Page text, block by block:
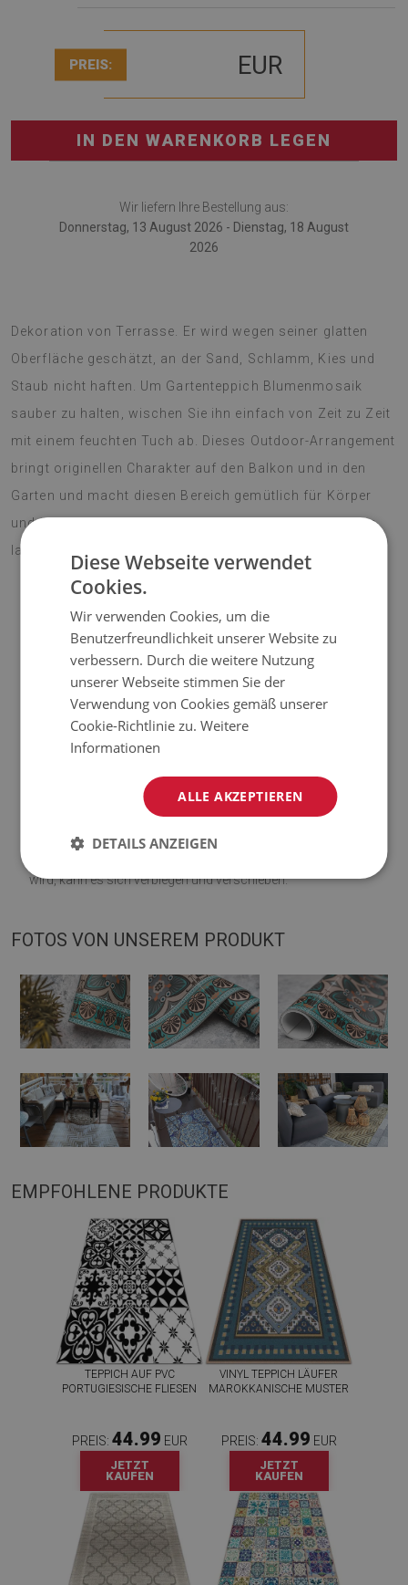
PREIS: EUR
IN DEN WARENKORB LEGEN
Wir liefern Ihre Bestellung aus:
Donnerstag, 13 August 2026 - Dienstag, 18 August
2026
Dekoration von Terrasse. Er wird wegen seiner glatten
Oberfläche geschätzt, an der Sand, Schlamm, Kies und
Staub nicht haften. Um Gartenteppich Blumenmosaik
sauber zu halten, wischen Sie ihn einfach von Zeit zu Zeit
mit einem feuchten Tuch ab. Dieses Outdoor-Arrangement
bringt originellen Charakter auf den Balkon und in den
Garten und macht diesen Bereich gemütlich für Körper
und Seele. Lebendige Farben erfreuen das Auge für eine
lange Zeit. Machen Sie Ihre Terrasse zu einem Blickfang!
Vinyl verstärkt mit PES-Netz;
Die Teppiche sind nicht rutschfest;
Visualisierung abweichen.
ausgelegt. Wenn es auf einer weichen Oberfläche platziert
wird, kann es sich verbiegen und verschieben.
FOTOS VON UNSEREM PRODUKT
EMPFOHLENE PRODUKTE
TEPPICH AUF PVC
PORTUGIESISCHE FLIESEN
PREIS: 44.99 EUR
JETZT
KAUFEN
VINYL TEPPICH LÄUFER
MAROKKANISCHE MUSTER
PREIS: 44.99 EUR
JETZT
KAUFEN
Diese Webseite verwendet
Cookies.
Wir verwenden Cookies, um die
Benutzerfreundlichkeit unserer Website zu
verbessern. Durch die weitere Nutzung
unserer Webseite stimmen Sie der
Verwendung von Cookies gemäß unserer
Cookie-Richtlinie zu.Weitere
Informationen
ALLE AKZEPTIEREN
DETAILS ANZEIGEN